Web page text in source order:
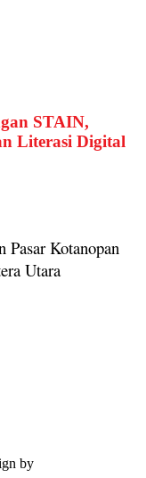
STAIN,
Literasi Digital
Pasar Kotanopan
Utara
by